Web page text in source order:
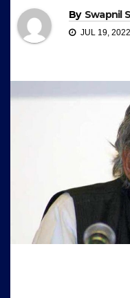
By Swapnil
JUL 19, 2022